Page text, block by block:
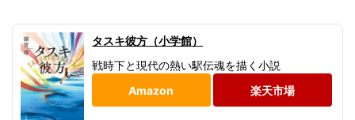
タスキ彼方（小学館）
戦時下と現代の熱い駅伝魂を描く小説
Amazon
楽天市場